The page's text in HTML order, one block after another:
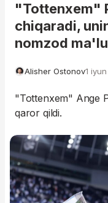
"Tottenxem"
chiqaradi,
nomzod
Alisher Ostonov1
"Tottenxem" Ange
qaror qildi.